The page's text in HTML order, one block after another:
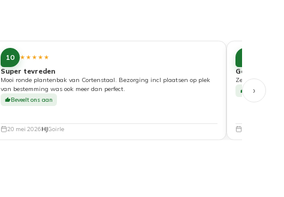
10 ★★★★★
Super tevreden
Mooi ronde plantenbak van Cortenstaal. Bezorging incl plaatsen op plek
van bestemming was ook meer dan perfect.
Beveelt ons aan
20 mei 2026HJGoirle
Goede
Zeer tevreden
Beveelt ons
›